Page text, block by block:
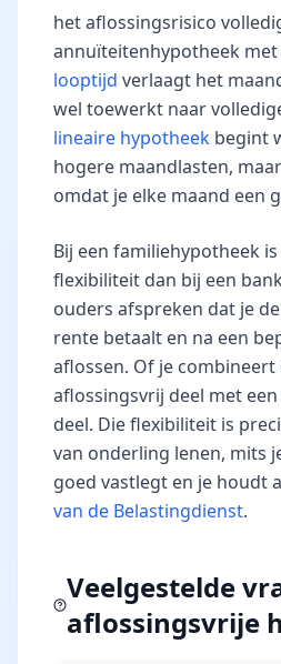
het aflossingsrisico
annuïteitenhypotheek
looptijd verlaagt het
wel toewerkt naar
lineaire hypotheek begint
hogere maandlasten,
omdat je elke maand een
Bij een familiehypotheek
flexibiliteit dan bij een
ouders afspreken dat je
rente betaalt en na een
aflossen. Of je combineert
aflossingsvrij deel met
deel. Die flexibiliteit is
van onderling lenen, mits
goed vastlegt en je houdt
van de Belastingdienst.
Veelgestelde
aflossingsvrije